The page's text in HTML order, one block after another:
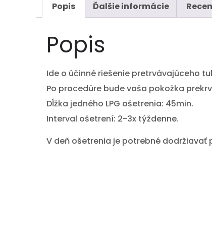
Popis Ďalšie informácie
Popis
Ide o účinné riešenie pretrvávajúceho
Po procedúre bude vaša pokožka
Dĺžka jedného LPG ošetrenia: 45min.
Interval ošetrení: 2-3x týždenne.
V deň ošetrenia je potrebné dodržiavať